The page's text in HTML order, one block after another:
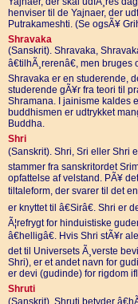
henviser til de Yajnaer, der
Putrakameshti. (Se ogsÃ¥
Shravaka
(Sanskrit). Shravaka,
â€tilhÃ¸rerenâ€, men
Shravaka er en studerende,
studerende gÃ¥r fra teori til
Shramana. I jainisme kaldes
buddhismen er udtrykket
Buddha.
Shri
(Sanskrit). Shri, Sri eller Shri
stammer fra sanskritordet
opfattelse af velstand. PÃ¥
tiltaleform, der svarer til det
er knyttet til â€Sirâ€. Shri er
Ã¦refrygt for hinduistiske
â€helligâ€. Hvis Shri stÃ¥r
det til Universets Ã¸verste
Shri), er et andet navn for
er devi (gudinde) for rigdom
Shruti
(Sanskrit). Shruti betyder